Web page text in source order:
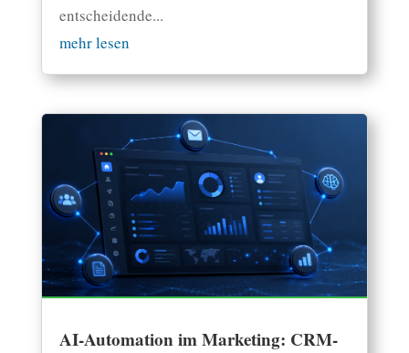
entscheidende...
mehr lesen
AI-Automation im Marketing: CRM-